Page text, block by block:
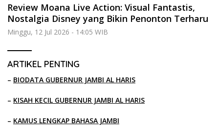
Review Moana Live Action: Visual Fantastis,
Nostalgia Disney yang Bikin Penonton Terharu
Minggu, 12 Jul 2026 - 14:05 WIB
ARTIKEL PENTING
– BIODATA GUBERNUR JAMBI AL HARIS
– KISAH KECIL GUBERNUR JAMBI AL HARIS
– KAMUS LENGKAP BAHASA JAMBI